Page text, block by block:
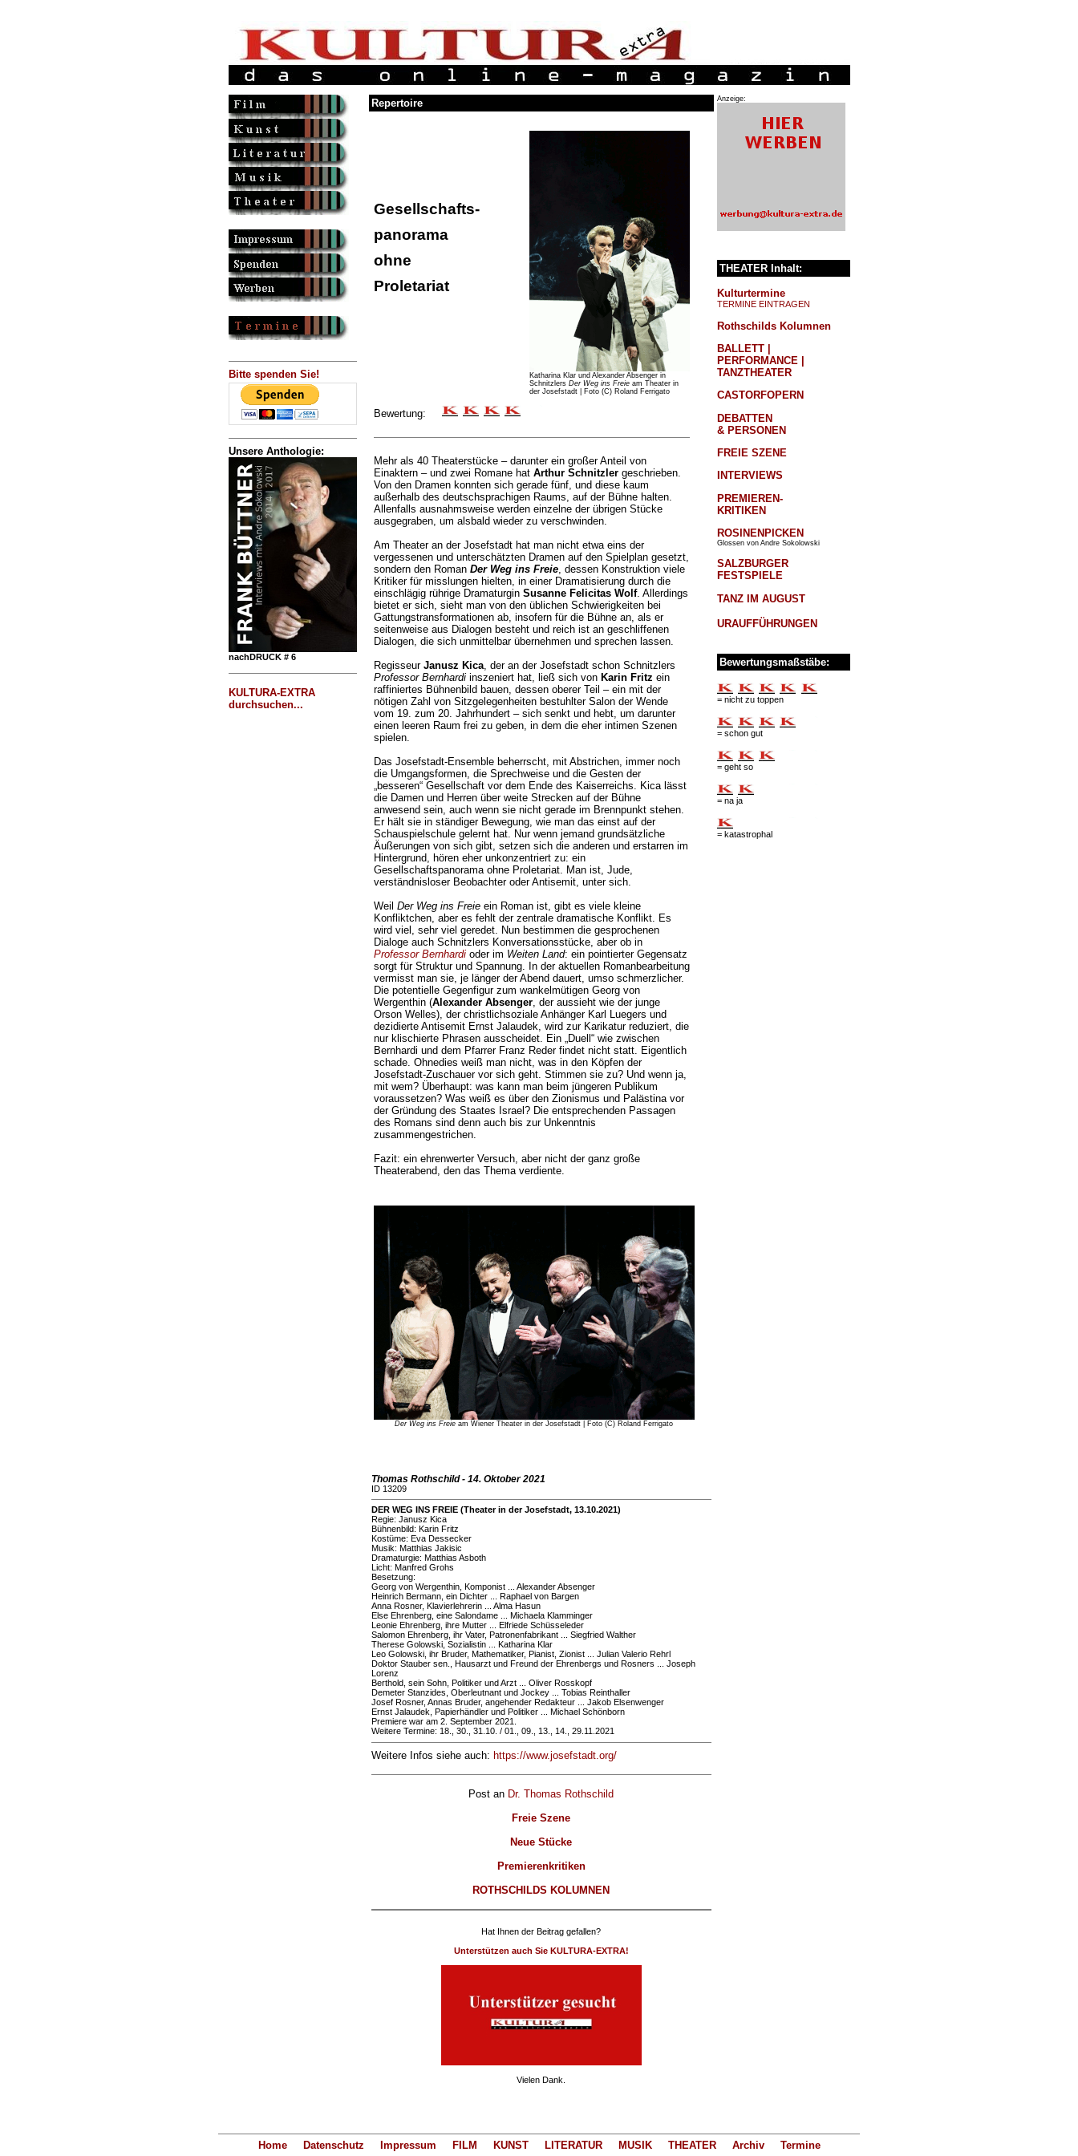
Bitte spenden Sie!
Unsere Anthologie:
nachDRUCK # 6
KULTURA-EXTRA
durchsuchen...
Repertoire
Gesellschafts-
panorama
ohne
Proletariat
Katharina Klar und Alexander Absenger in
Schnitzlers Der Weg ins Freieam Theater in
der Josefstadt | Foto (C) Roland Ferrigato
Bewertung:
Mehr als 40 Theaterstücke – darunter ein großer Anteil von
Einaktern – und zwei Romane hat Arthur Schnitzlergeschrieben.
Von den Dramen konnten sich gerade fünf, und diese kaum
außerhalb des deutschsprachigen Raums, auf der Bühne halten.
Allenfalls ausnahmsweise werden einzelne der übrigen Stücke
ausgegraben, um alsbald wieder zu verschwinden.
Am Theater an der Josefstadt hat man nicht etwa eins der
vergessenen und unterschätzten Dramen auf den Spielplan gesetzt,
sondern den Roman Der Weg ins Freie, dessen Konstruktion viele
Kritiker für misslungen hielten, in einer Dramatisierung durch die
einschlägig rührige Dramaturgin Susanne Felicitas Wolf. Allerdings
bietet er sich, sieht man von den üblichen Schwierigkeiten bei
Gattungstransformationen ab, insofern für die Bühne an, als er
seitenweise aus Dialogen besteht und reich ist an geschliffenen
Dialogen, die sich unmittelbar übernehmen und sprechen lassen.
Regisseur Janusz Kica, der an der Josefstadt schon Schnitzlers
Professor Bernhardiinszeniert hat, ließ sich von Karin Fritz ein
raffiniertes Bühnenbild bauen, dessen oberer Teil – ein mit der
nötigen Zahl von Sitzgelegenheiten bestuhlter Salon der Wende
vom 19. zum 20. Jahrhundert – sich senkt und hebt, um darunter
einen leeren Raum frei zu geben, in dem die eher intimen Szenen
spielen.
Das Josefstadt-Ensemble beherrscht, mit Abstrichen, immer noch
die Umgangsformen, die Sprechweise und die Gesten der
„besseren“ Gesellschaft vor dem Ende des Kaiserreichs. Kica lässt
die Damen und Herren über weite Strecken auf der Bühne
anwesend sein, auch wenn sie nicht gerade im Brennpunkt stehen.
Er hält sie in ständiger Bewegung, wie man das einst auf der
Schauspielschule gelernt hat. Nur wenn jemand grundsätzliche
Äußerungen von sich gibt, setzen sich die anderen und erstarren im
Hintergrund, hören eher unkonzentriert zu: ein
Gesellschaftspanorama ohne Proletariat. Man ist, Jude,
verständnisloser Beobachter oder Antisemit, unter sich.
Weil Der Weg ins Freieein Roman ist, gibt es viele kleine
Konfliktchen, aber es fehlt der zentrale dramatische Konflikt. Es
wird viel, sehr viel geredet. Nun bestimmen die gesprochenen
Dialoge auch Schnitzlers Konversationsstücke, aber ob in
Professor Bernhardioder im Weiten Land: ein pointierter Gegensatz
sorgt für Struktur und Spannung. In der aktuellen Romanbearbeitung
vermisst man sie, je länger der Abend dauert, umso schmerzlicher.
Die potentielle Gegenfigur zum wankelmütigen Georg von
Wergenthin (Alexander Absenger, der aussieht wie der junge
Orson Welles), der christlichsoziale Anhänger Karl Luegers und
dezidierte Antisemit Ernst Jalaudek, wird zur Karikatur reduziert, die
nur klischierte Phrasen ausscheidet. Ein „Duell“ wie zwischen
Bernhardi und dem Pfarrer Franz Reder findet nicht statt. Eigentlich
schade. Ohnedies weiß man nicht, was in den Köpfen der
Josefstadt-Zuschauer vor sich geht. Stimmen sie zu? Und wenn ja,
mit wem? Überhaupt: was kann man beim jüngeren Publikum
voraussetzen? Was weiß es über den Zionismus und Palästina vor
der Gründung des Staates Israel? Die entsprechenden Passagen
des Romans sind denn auch bis zur Unkenntnis
zusammengestrichen.
Fazit: ein ehrenwerter Versuch, aber nicht der ganz große
Theaterabend, den das Thema verdiente.
Der Weg ins Freie am Wiener Theater in der Josefstadt | Foto (C) Roland Ferrigato
Thomas Rothschild - 14. Oktober 2021
ID 13209
DER WEG INS FREIE (Theater in der Josefstadt, 13.10.2021)
Regie: Janusz Kica
Bühnenbild: Karin Fritz
Kostüme: Eva Dessecker
Musik: Matthias Jakisic
Dramaturgie: Matthias Asboth
Licht: Manfred Grohs
Besetzung:
Georg von Wergenthin, Komponist ... Alexander Absenger
Heinrich Bermann, ein Dichter ... Raphael von Bargen
Anna Rosner, Klavierlehrerin ... Alma Hasun
Else Ehrenberg, eine Salondame ... Michaela Klamminger
Leonie Ehrenberg, ihre Mutter ... Elfriede Schüsseleder
Salomon Ehrenberg, ihr Vater, Patronenfabrikant ... Siegfried Walther
Therese Golowski, Sozialistin ... Katharina Klar
Leo Golowski, ihr Bruder, Mathematiker, Pianist, Zionist ... Julian Valerio Rehrl
Doktor Stauber sen., Hausarzt und Freund der Ehrenbergs und Rosners ... Joseph
Lorenz
Berthold, sein Sohn, Politiker und Arzt ... Oliver Rosskopf
Demeter Stanzides, Oberleutnant und Jockey ... Tobias Reinthaller
Josef Rosner, Annas Bruder, angehender Redakteur ... Jakob Elsenwenger
Ernst Jalaudek, Papierhändler und Politiker ... Michael Schönborn
Premiere war am 2. September 2021.
Weitere Termine: 18., 30., 31.10. / 01., 09., 13., 14., 29.11.2021
Weitere Infos siehe auch: https://www.josefstadt.org/
Post an Dr. Thomas Rothschild
Freie Szene
Neue Stücke
Premierenkritiken
ROTHSCHILDS KOLUMNEN
Hat Ihnen der Beitrag gefallen?
Unterstützen auch Sie KULTURA-EXTRA!
Vielen Dank.
Anzeige:
THEATER Inhalt:
Kulturtermine
TERMINE EINTRAGEN
Rothschilds Kolumnen
BALLETT |
PERFORMANCE |
TANZTHEATER
CASTORFOPERN
DEBATTEN
& PERSONEN
FREIE SZENE
INTERVIEWS
PREMIEREN-
KRITIKEN
ROSINENPICKEN
Glossen von Andre Sokolowski
SALZBURGER
FESTSPIELE
TANZ IM AUGUST
URAUFFÜHRUNGEN
Bewertungsmaßstäbe:
= nicht zu toppen
= schon gut
= geht so
= na ja
= katastrophal
Home Datenschutz Impressum FILM KUNST LITERATUR MUSIK THEATER Archiv Termine